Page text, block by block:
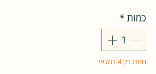
כמות*
נותרו רק 4 במלאי